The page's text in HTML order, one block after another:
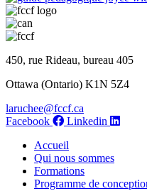
450, rue Rideau, bureau 405
Ottawa (Ontario) K1N 5Z4
laruchee@fccf.ca
Facebook
Linkedin
Accueil
Qui nous sommes
Formations
Programme de